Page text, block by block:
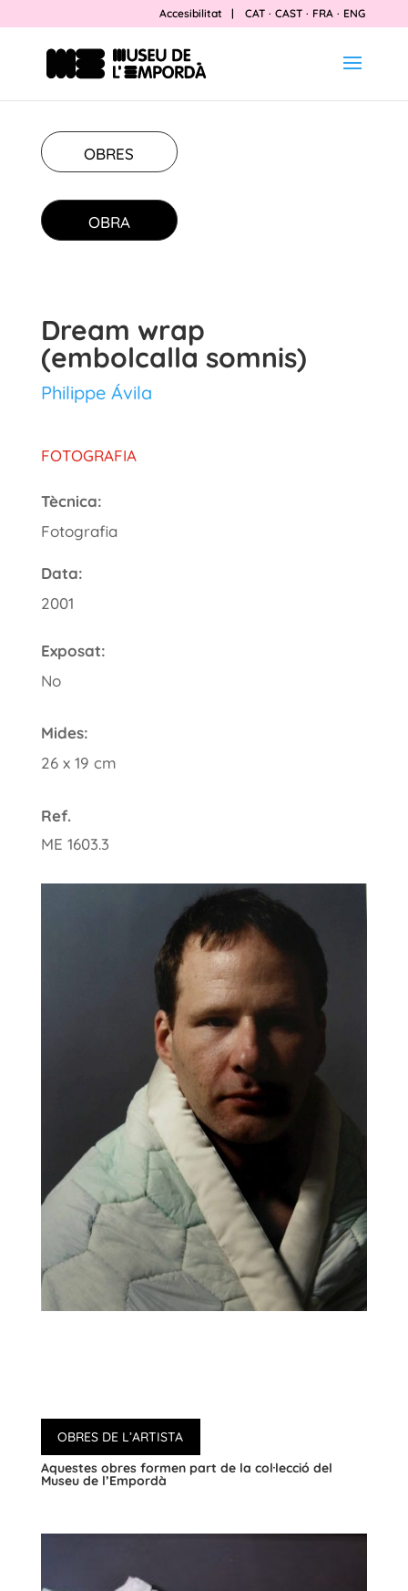
Accesibilitat | CAT · CAST · FRA · ENG
OBRES
OBRA
Dream wrap
(embolcalla somnis)
Philippe Ávila
FOTOGRAFIA
Tècnica:
Fotografia
Data:
2001
Exposat:
No
Mides:
26 x 19 cm
Ref.
ME 1603.3
OBRES DE L’ARTISTA
Aquestes obres formen part de la col·lecció del
Museu de l’Empordà